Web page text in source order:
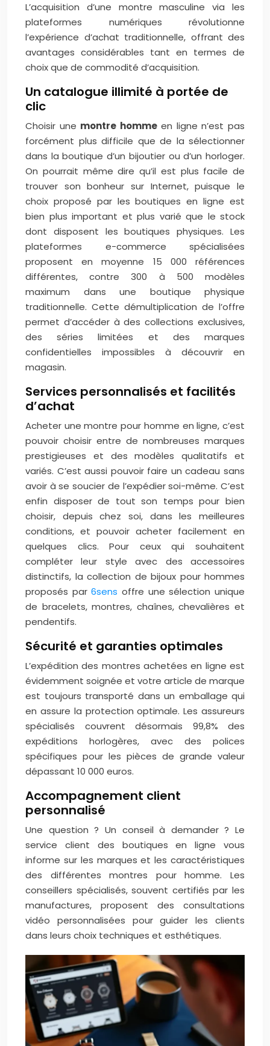
L’acquisition d’une montre masculine via les
plateformes numériques révolutionne
l’expérience d’achat traditionnelle, offrant des
avantages considérables tant en termes de
choix que de commodité d’acquisition.
Un catalogue illimité à portée de
clic
Choisir une montre hommeen ligne n’est pas
forcément plus difficile que de la sélectionner
dans la boutique d’un bijoutier ou d’un horloger.
On pourrait même dire qu’il est plus facile de
trouver son bonheur sur Internet, puisque le
choix proposé par les boutiques en ligne est
bien plus important et plus varié que le stock
dont disposent les boutiques physiques. Les
plateformes e-commerce spécialisées
proposent en moyenne 15 000 références
différentes, contre 300 à 500 modèles
maximum dans une boutique physique
traditionnelle. Cette démultiplication de l’offre
permet d’accéder à des collections exclusives,
des séries limitées et des marques
confidentielles impossibles à découvrir en
magasin.
Services personnalisés et facilités
d’achat
Acheter une montre pour homme en ligne, c’est
pouvoir choisir entre de nombreuses marques
prestigieuses et des modèles qualitatifs et
variés. C’est aussi pouvoir faire un cadeau sans
avoir à se soucier de l’expédier soi-même. C’est
enfin disposer de tout son temps pour bien
choisir, depuis chez soi, dans les meilleures
conditions, et pouvoir acheter facilement en
quelques clics. Pour ceux qui souhaitent
compléter leur style avec des accessoires
distinctifs, la collection de bijoux pour hommes
proposés par6sens offre une sélection unique
de bracelets, montres, chaînes, chevalières et
pendentifs.
Sécurité et garanties optimales
L’expédition des montres achetées en ligne est
évidemment soignée et votre article de marque
est toujours transporté dans un emballage qui
en assure la protection optimale. Les assureurs
spécialisés couvrent désormais 99,8% des
expéditions horlogères, avec des polices
spécifiques pour les pièces de grande valeur
dépassant 10 000 euros.
Accompagnement client
personnalisé
Une question ? Un conseil à demander ? Le
service client des boutiques en ligne vous
informe sur les marques et les caractéristiques
des différentes montres pour homme. Les
conseillers spécialisés, souvent certifiés par les
manufactures, proposent des consultations
vidéo personnalisées pour guider les clients
dans leurs choix techniques et esthétiques.